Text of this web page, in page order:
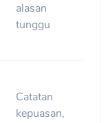
alasan
tunggu
Catatan
kepuasan,